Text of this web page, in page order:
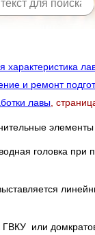
характеристика
и ремонт
лавы ,
головка
или